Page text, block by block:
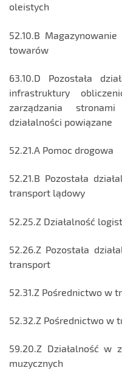
oleistych
52.10.B
towarów
63.10.D Pozostała
infrastruktury
zarządzania
działalności powiązane
52.21.A Pomoc drogowa
52.21.B Pozostała
transport lądowy
52.25.Z Działalność
52.26.Z Pozostała
transport
52.31.Z Pośrednictwo w
52.32.Z Pośrednictwo w
59.20.Z Działalność w
muzycznych